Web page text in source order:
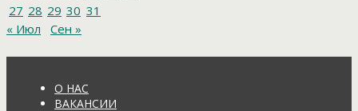
27 28 29 30 31
« Июл
Сен »
О НАС
ВАКАНСИИ